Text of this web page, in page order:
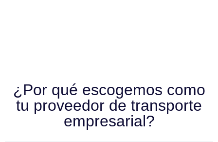
¿Por qué escogemos como
tu proveedor de transporte
empresarial?